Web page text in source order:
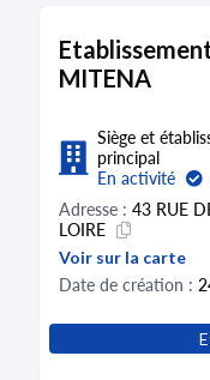
MITENA
Siège et
principal
En activité
Adresse : 43 RUE
LOIRE
Voir sur la carte
Date de création :